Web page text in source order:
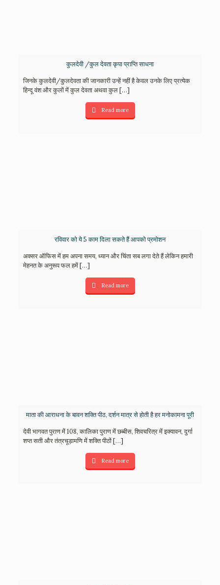
कुलदेवी /कुल देवता कृपा प्राप्ति साधना
जिनके कुलदेवी/कुलदेवता की जानकारी उन्हें नहीं है केवल उनके लिए प्रत्येक
हिन्दू वंश और कुलों में कुल देवता अथवा कुल[…]
Read more
रविवार को ये 5 काम दिला सकते हैं आपको प्रमोशन
अक्सर ऑफिस में हम अपना समय, ध्यान और चिंता सब लगा देते हैं लेकिन हमारी
मेहनत के अनुरूप फल हमें[…]
Read more
माता की आराधना के बावन शक्ति पीठ, दर्शन मात्र से होती है हर मनोकामना पूरी
देवी भागवत पुराण में 108, कालिका पुराण में छब्बीस, शिवचरित्र में इक्यावन, दुर्गा
शप्त सती और तंत्रचूड़ामणि में शक्ति पीठों[…]
Read more